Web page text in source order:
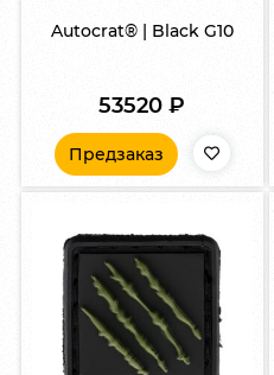
Autocrat® | Black G10
53520₽
Предзаказ